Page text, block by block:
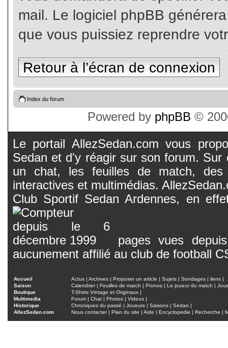
mail. Le logiciel phpBB
que vous puissiez reprendre
Retour à l’écran de connexion
Index du forum
Powered by phpBB ©
Le portail AllezSedan.com vous
Sedan et d'y réagir sur son forum.
un chat, les feuilles de match, des
interactives et multimédias.
Club Sportif Sedan Ardennes, en
pages vues
aucunement affilié au club de football
Accueil Actus | Archives | Proposer un article | Sujets | Sondages | liens |
Saison
Calendrier| Feuilles de match | Pronos | Le joueur du match |
Boutique
T-Shirts Vintage et Originaux |
Multimedia
Forum | Chat | Photos | Videos |
Historique
Chroniques du passé | Joueurs | Saisons | Sedan |
AllezSedan.com
Nous contacter| Plan du site | Aide | Encyclopedie | Recherche |